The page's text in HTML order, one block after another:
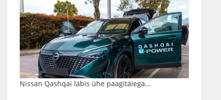
Nissan Qashqai läbis ühe paagitäiega...